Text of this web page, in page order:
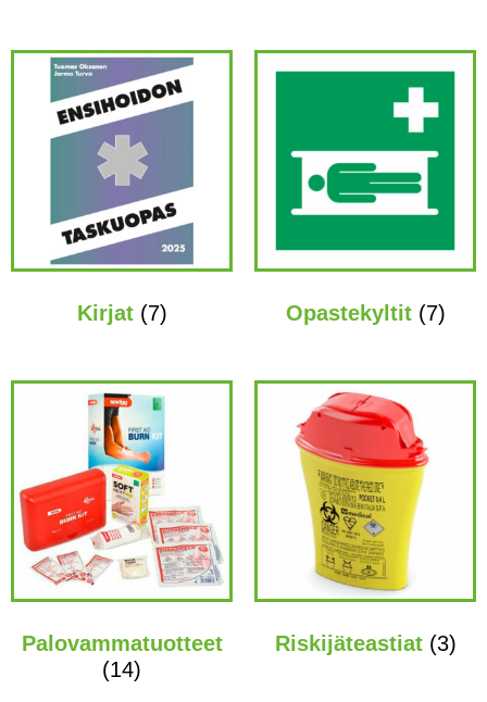
Kirjat (7) Opastekyltit (7)
Palovammatuotteet
(14)
Riskijäteastiat (3)